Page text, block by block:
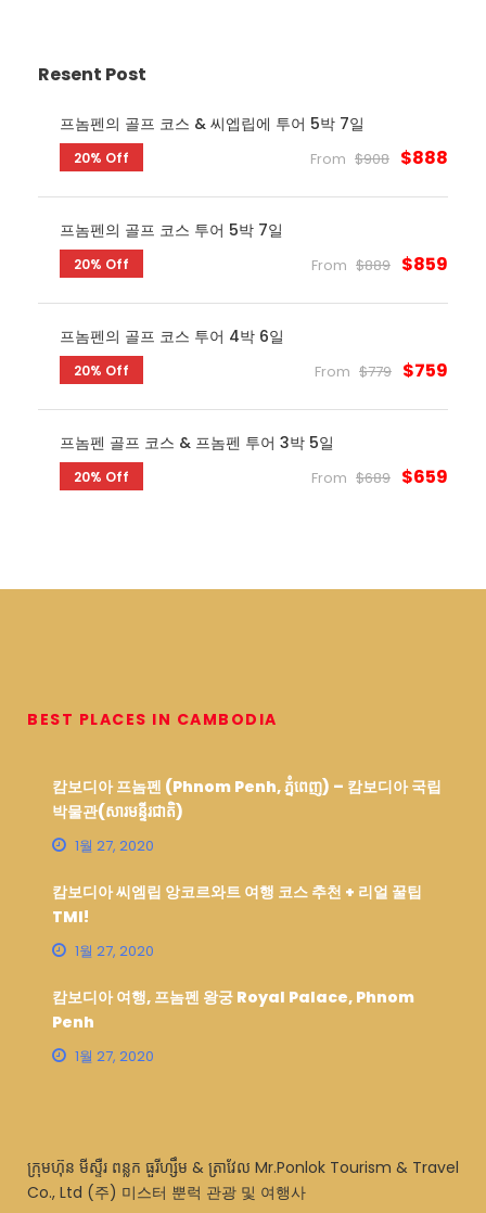
Resent Post
프놈펜의 골프 코스 & 씨엡립에 투어 5박 7일
20% Off From $908 $888
프놈펜의 골프 코스 투어 5박 7일
20% Off From $889 $859
프놈펜의 골프 코스 투어 4박 6일
20% Off From $779 $759
프놈펜 골프 코스 & 프놈펜 투어 3박 5일
20% Off From $689 $659
BEST PLACES IN CAMBODIA
캄보디아 프놈펜 (Phnom Penh, ភ្នំពេញ) – 캄보디아 국립
박물관(សារមន្ទីរជាតិ)
1월 27, 2020
캄보디아 씨엠립 앙코르와트 여행 코스 추천 + 리얼 꿀팁
TMI!
1월 27, 2020
캄보디아 여행, 프놈펜 왕궁 Royal Palace, Phnom
Penh
1월 27, 2020
ក្រុមហ៊ុន មីស្ទឺរ ពន្លក ធួរីហ្សឹម & ត្រាវែល Mr.Ponlok Tourism & Travel
Co., Ltd (주) 미스터 뿐럭 관광 및 여행사